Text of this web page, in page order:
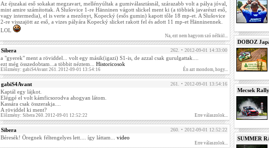
Az éjszakai eső sokakat megzavart, mellényúltak a gumiválasztásnál, szárazabb volt a pálya jóval,
mint amire számítottak. A Slušovice 1-re Hänninen vágott slickel ment ki (a többiek javarészt eső,
vagy intermedia), el is verte a mezőnyt, Kopecký (esős gumin) kapott tőle 18 mp-et. A Slušovice
2-re visszajött az eső, a vizes pályára Kopecký slicket rakott fel és adott 11 mp-et Hänninennek.
LOL
Na, ezt nem hagyom szó nélkül...
Sibera 262. • 2012-09-01 14:33:00
a "gyerek" ment a röviddel... volt egy másik(igazi) S1-is, de azzal csak gurulgattak....
ezt még összedobtam...a többit néztem... Historicosok
Előzmény: gabiS4Avant 261. 2012-09-01 13:54:16 Én azt mondom, hogy...
gabiS4Avant 261. • 2012-09-01 13:54:16
Kaptál egy lájkot.
Eléggé el volt kámficsorodva ahogyan látom.
Kassára csak összerakja....
A röviddel ki ment?
Előzmény: Sibera 260. 2012-09-01 12:52:22 Erre válaszolok...
Sibera 260. • 2012-09-01 12:52:22
Béresék! Öregnek féltengelyes lett.... így láttam... video
Erre válaszolok...
DOBOZ
Mecsek
SUMMER